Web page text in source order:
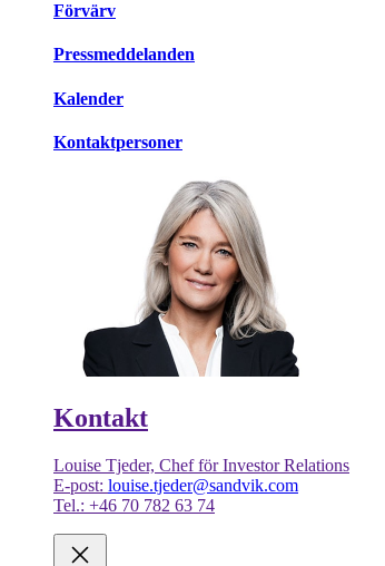
Förvärv
Pressmeddelanden
Kalender
Kontaktpersoner
Kontakt
Louise Tjeder, Chef för Investor Relations
E-post: louise.tjeder@sandvik.com
Tel.: +46 70 782 63 74